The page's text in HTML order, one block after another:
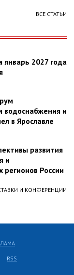
ВСЕ СТАТЬИ
январь 2027 года
водоснабжения и
в Ярославле
развития
и
России
И КОНФЕРЕНЦИИ
RSS